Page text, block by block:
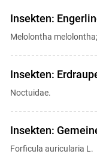
Insekten:
Melolontha
Insekten:
Noctuidae.
Insekten:
Forficula auricularia L.